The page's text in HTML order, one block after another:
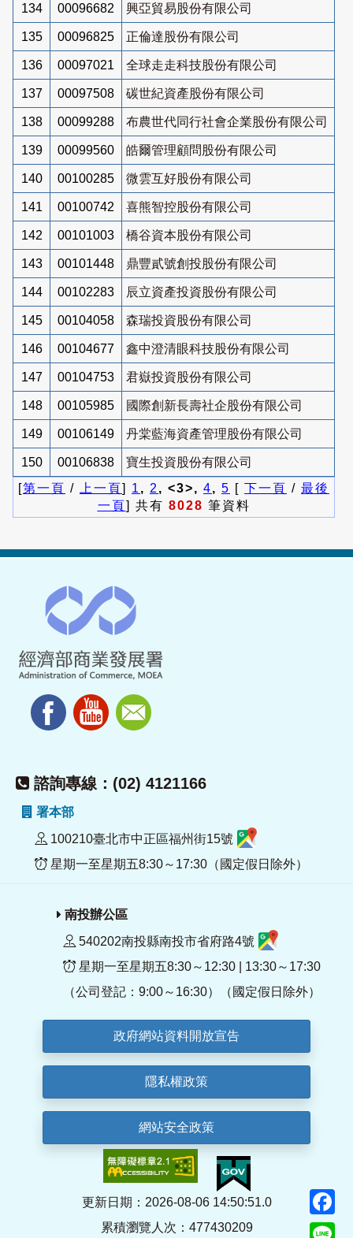
134 00096682 興亞貿易股份有限公司
135 00096825 正倫達股份有限公司
136 00097021 全球走走科技股份有限公司
137 00097508 碳世紀資產股份有限公司
138 00099288 布農世代同行社會企業股份有限公司
139 00099560 皓爾管理顧問股份有限公司
140 00100285 微雲互好股份有限公司
141 00100742 喜熊智控股份有限公司
142 00101003 橋谷資本股份有限公司
143 00101448 鼎豐貳號創投股份有限公司
144 00102283 辰立資產投資股份有限公司
145 00104058 森瑞投資股份有限公司
146 00104677 鑫中澄清眼科技股份有限公司
147 00104753 君嶽投資股份有限公司
148 00105985 國際創新長壽社企股份有限公司
149 00106149 丹棠藍海資產管理股份有限公司
150 00106838
寶生投資股份有限公司
[第一頁 / 上一頁] 1 , 2 , <3>, 4, 5 [ 下一頁 / 最後
一頁] 共有 8028 筆資料
諮詢專線：(02) 4121166
署本部
100210臺北市中正區福州街15號
星期一至星期五8:30～17:30（國定假日除外）
南投辦公區
540202南投縣南投市省府路4號
星期一至星期五8:30～12:30 | 13:30～17:30
（公司登記：9:00～16:30）（國定假日除外）
政府網站資料開放宣告
隱私權政策
網站安全政策
更新日期：2026-08-06 14:50:51.0
累積瀏覽人次：477430209